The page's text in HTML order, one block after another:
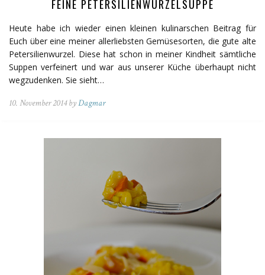
FEINE PETERSILIENWURZELSUPPE
Heute habe ich wieder einen kleinen kulinarschen Beitrag für
Euch über eine meiner allerliebsten Gemüsesorten, die gute alte
Petersilienwurzel. Diese hat schon in meiner Kindheit sämtliche
Suppen verfeinert und war aus unserer Küche überhaupt nicht
wegzudenken. Sie sieht…
10. November 2014 byDagmar